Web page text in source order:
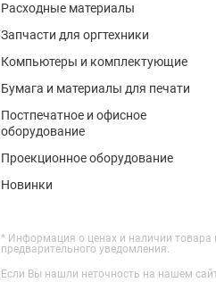
Расходные материалы
Запчасти для оргтехники
Компьютеры и комплектующие
Бумага и материалы для печати
Постпечатное и офисное
оборудование
Проекционное оборудование
Новинки
* Информация о ценах и наличии товара
предварительного уведомления.
Если Вы нашли неточность на нашем